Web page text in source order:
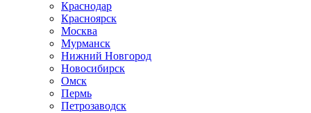
Краснодар
Красноярск
Москва
Мурманск
Нижний Новгород
Новосибирск
Омск
Пермь
Петрозаводск